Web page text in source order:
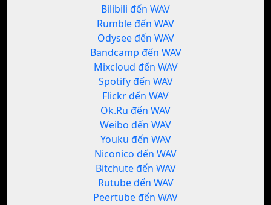
Bilibili đến WAV
Rumble đến WAV
Odysee đến WAV
Bandcamp đến WAV
Mixcloud đến WAV
Spotify đến WAV
Flickr đến WAV
Ok.Ru đến WAV
Weibo đến WAV
Youku đến WAV
Niconico đến WAV
Bitchute đến WAV
Rutube đến WAV
Peertube đến WAV